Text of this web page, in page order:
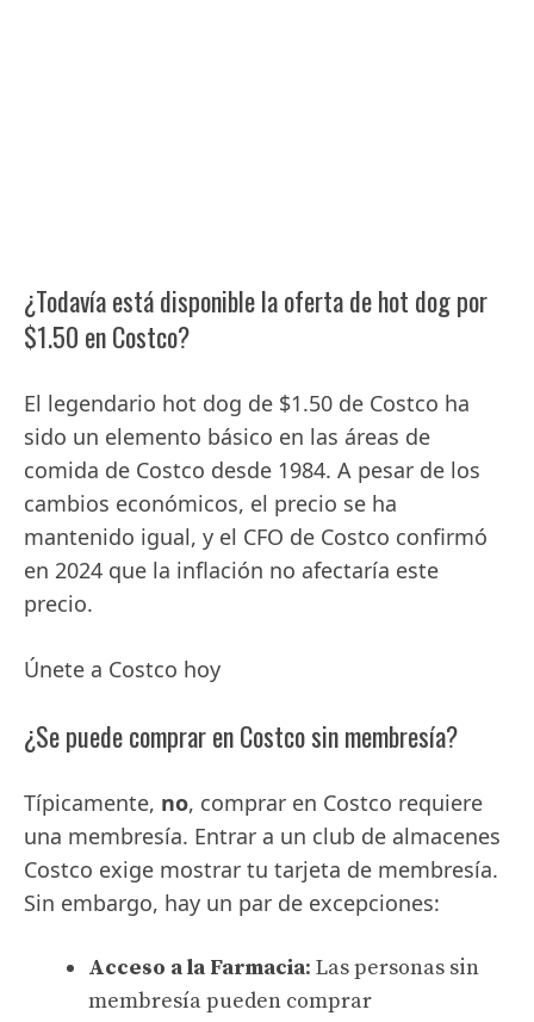
¿Todavía está disponible la oferta de hot dog por
$1.50 en Costco?
El legendario hot dog de $1.50 de Costco ha
sido un elemento básico en las áreas de
comida de Costco desde 1984. A pesar de los
cambios económicos, el precio se ha
mantenido igual, y el CFO de Costco confirmó
en 2024 que la inflación no afectaría este
precio.
Únete a Costco hoy
¿Se puede comprar en Costco sin membresía?
Típicamente, no, comprar en Costco requiere
una membresía. Entrar a un club de almacenes
Costco exige mostrar tu tarjeta de membresía.
Sin embargo, hay un par de excepciones:
Acceso a la Farmacia: Las personas sin
membresía pueden comprar